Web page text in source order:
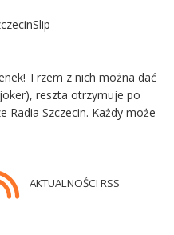
Trzem z nich można dać
reszta otrzymuje po
Radia Szczecin. Każdy może
AKTUALNOŚCI RSS